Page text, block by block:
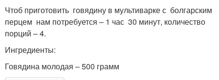
Чтоб приготовить говядину в мультиварке с болгарским
перцем нам потребуется – 1 час 30 минут, количество
порций – 4.
Ингредиенты:
Говядина молодая – 500 грамм